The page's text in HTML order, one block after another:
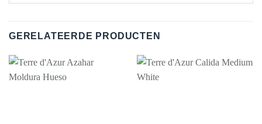
GERELATEERDE PRODUCTEN